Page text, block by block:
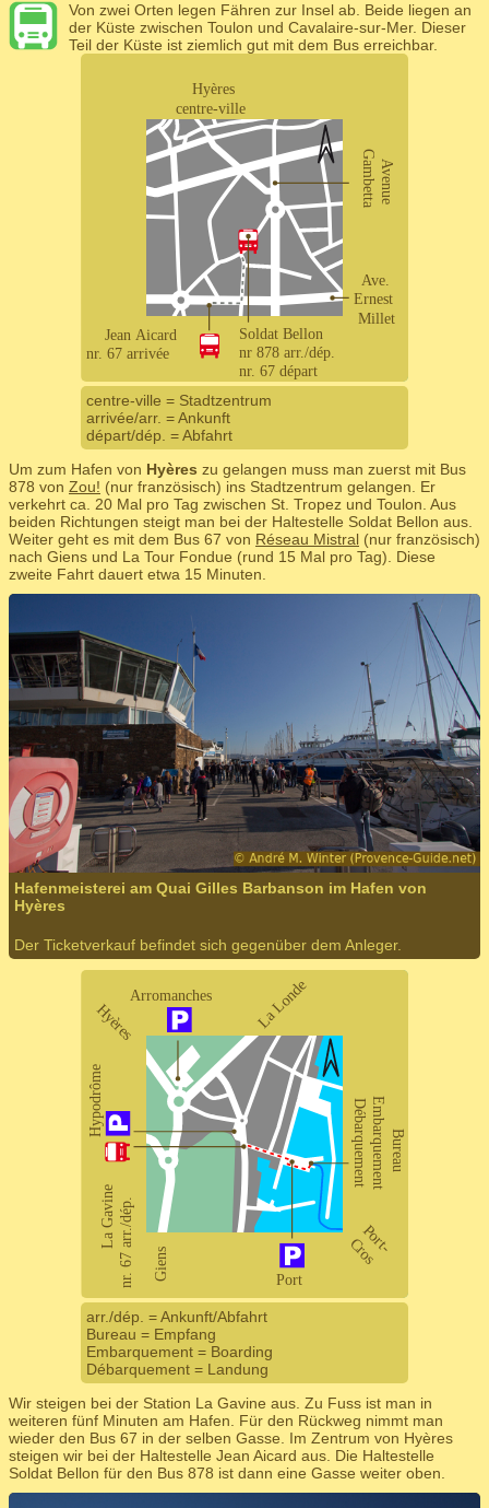
Von zwei Orten legen Fähren zur Insel ab. Beide liegen an
der Küste zwischen Toulon und Cavalaire-sur-Mer. Dieser
Teil der Küste ist ziemlich gut mit dem Bus erreichbar.
centre-ville = Stadtzentrum
arrivée/arr. = Ankunft
départ/dép. = Abfahrt
Um zum Hafen von Hyères zu gelangen muss man zuerst mit Bus
878 von Zou! (nur französisch) ins Stadtzentrum gelangen. Er
verkehrt ca. 20 Mal pro Tag zwischen St. Tropez und Toulon. Aus
beiden Richtungen steigt man bei der Haltestelle Soldat Bellon aus.
Weiter geht es mit dem Bus 67 von Réseau Mistral (nur französisch)
nach Giens und La Tour Fondue (rund 15 Mal pro Tag). Diese
zweite Fahrt dauert etwa 15 Minuten.
Hafenmeisterei am Quai Gilles Barbanson im Hafen von
Hyères
Der Ticketverkauf befindet sich gegenüber dem Anleger.
arr./dép. = Ankunft/Abfahrt
Bureau = Empfang
Embarquement = Boarding
Débarquement = Landung
Wir steigen bei der Station La Gavine aus. Zu Fuss ist man in
weiteren fünf Minuten am Hafen. Für den Rückweg nimmt man
wieder den Bus 67 in der selben Gasse. Im Zentrum von Hyères
steigen wir bei der Haltestelle Jean Aicard aus. Die Haltestelle
Soldat Bellon für den Bus 878 ist dann eine Gasse weiter oben.